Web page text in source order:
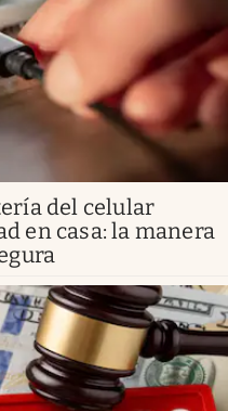
del celular
en casa: la manera